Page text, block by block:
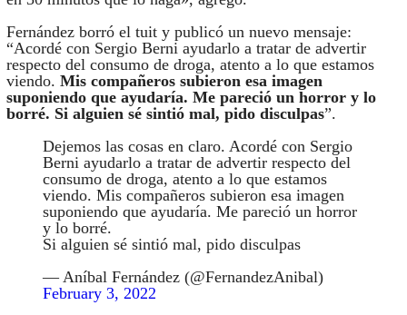
Fernández borró el tuit y publicó un nuevo mensaje:
“Acordé con Sergio Berni ayudarlo a tratar de advertir
respecto del consumo de droga, atento a lo que estamos
viendo. Mis compañeros subieron esa imagen
suponiendo que ayudaría. Me pareció un horror y lo
borré. Si alguien sé sintió mal, pido disculpas”.
Dejemos las cosas en claro. Acordé con Sergio
Berni ayudarlo a tratar de advertir respecto del
consumo de droga, atento a lo que estamos
viendo. Mis compañeros subieron esa imagen
suponiendo que ayudaría. Me pareció un horror
y lo borré.
Si alguien sé sintió mal, pido disculpas
— Aníbal Fernández (@FernandezAnibal)
February 3, 2022